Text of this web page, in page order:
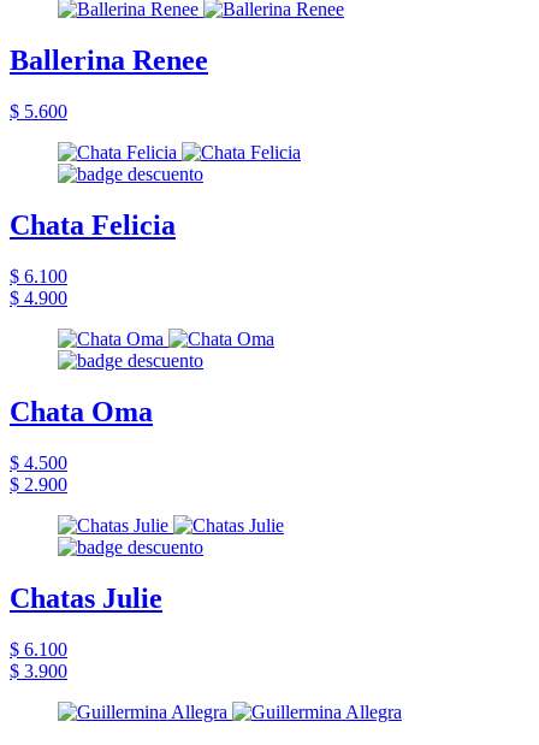
Ballerina Renee
$ 5.600
Chata Felicia
$ 6.100
$ 4.900
Chata Oma
$ 4.500
$ 2.900
Chatas Julie
$ 6.100
$ 3.900